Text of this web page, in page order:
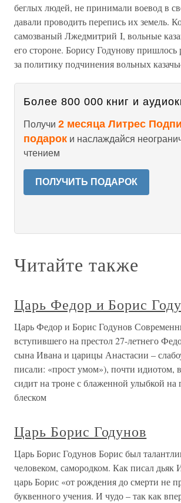
беглых людей, не принимали воевод в
давали проводить перепись их земель.
самозваный Лжедмитрий I, вольные
его стороне. Борису Годунову пришлось
за политику подчинения вольных
Более 800 000 книг и
Получи 2 месяца Литрес
подарок и наслаждайся
чтением
ПОЛУЧИТЬ ПОДАРОК
Читайте также
Царь Федор и Борис
Царь Федор и Борис Годунов
вступившего на престол 27-летнего
сына Ивана и царицы Анастасии –
писали: «прост умом»), почти идиотом,
сидит на троне с блаженной улыбкой на
блеском
Царь Борис Годунов
Царь Борис Годунов Борис был
человеком, самородком. Как писал дьяк
царь Борис «от рождения до смерти не
буквенного учения. И чудо – так как